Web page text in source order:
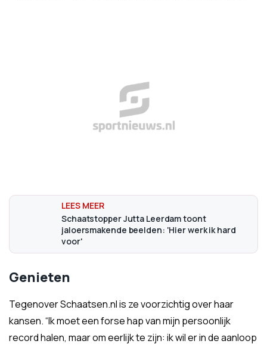
Schaatstopper Jutta Leerdam toont
jaloersmakende beelden: 'Hier werk ik hard
voor'
Genieten
Tegenover Schaatsen.nl is ze voorzichtig over haar
kansen. “Ik moet een forse hap van mijn persoonlijk
record halen, maar om eerlijk te zijn: ik wil er in de aanloop